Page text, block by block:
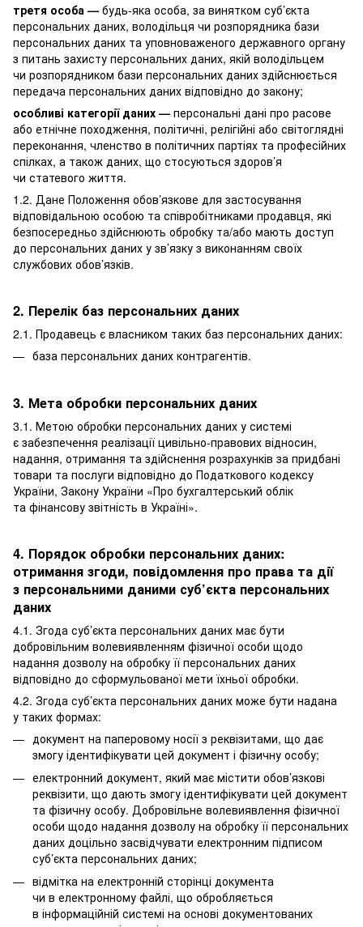
третя особа — будь-яка особа, за винятком суб’єкта
персональних даних, володільця чи розпорядника бази
персональних даних та уповноваженого державного органу
з питань захисту персональних даних, якій володільцем
чи розпорядником бази персональних даних здійснюється
передача персональних даних відповідно до закону;
особливі категорії даних — персональні дані про расове
або етнічне походження, політичні, релігійні або світоглядні
переконання, членство в політичних партіях та професійних
спілках, а також даних, що стосуються здоров’я
чи статевого життя.
1.2. Дане Положення обов’язкове для застосування
відповідальною особою та співробітниками продавця, які
безпосередньо здійснюють обробку та/або мають доступ
до персональних даних у зв’язку з виконанням своїх
службових обов’язків.
2. Перелік баз персональних даних
2.1. Продавець є власником таких баз персональних даних:
база персональних даних контрагентів.
3. Мета обробки персональних даних
3.1. Метою обробки персональних даних у системі
є забезпечення реалізації цивільно-правових відносин,
надання, отримання та здійснення розрахунків за придбані
товари та послуги відповідно до Податкового кодексу
України, Закону України «Про бухгалтерський облік
та фінансову звітність в Україні».
4. Порядок обробки персональних даних:
отримання згоди, повідомлення про права та дії
з персональними даними суб’єкта персональних
даних
4.1. Згода суб’єкта персональних даних має бути
добровільним волевиявленням фізичної особи щодо
надання дозволу на обробку її персональних даних
відповідно до сформульованої мети їхньої обробки.
4.2. Згода суб’єкта персональних даних може бути надана
у таких формах:
документ на паперовому носії з реквізитами, що дає
змогу ідентифікувати цей документ і фізичну особу;
електронний документ, який має містити обов’язкові
реквізити, що дають змогу ідентифікувати цей документ
та фізичну особу. Добровільне волевиявлення фізичної
особи щодо надання дозволу на обробку її персональних
даних доцільно засвідчувати електронним підписом
суб’єкта персональних даних;
відмітка на електронній сторінці документа
чи в електронному файлі, що обробляється
в інформаційній системі на основі документованих